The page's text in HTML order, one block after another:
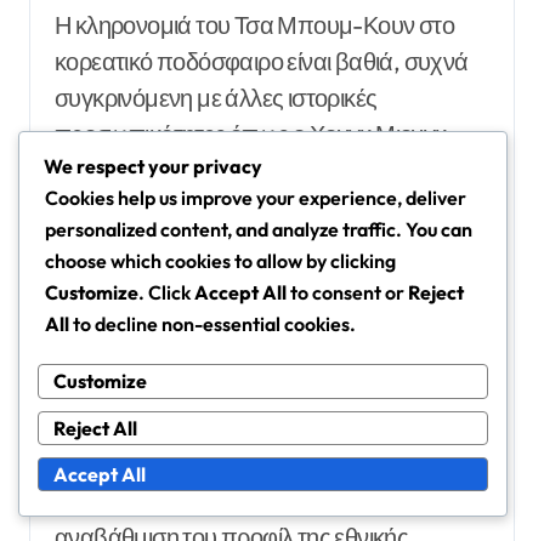
Η κληρονομιά του Τσα Μπουμ-Κουν στο
κορεατικό ποδόσφαιρο είναι βαθιά, συχνά
συγκρινόμενη με άλλες ιστορικές
προσωπικότητες όπως ο Χονγκ Μιονγκ-
Μπο και ο Λι Γουν-Τζέ. Ο πρωτοποριακός
του ρόλος στο ευρωπαϊκό ποδόσφαιρο έχει
εδραιώσει τη θέση του ως πρωτοπόρου για
τις μελλοντικές γενιές.
επιτυχίες του Τσα τη δεκαετία του 1970 και
του 1980 ήρθαν σε μια εποχή που το
κορεατικό ποδόσφαιρο ήταν ακόμη σε
ανάπτυξη. Η επιτυχία του βοήθησε στην
We respect your privacy
Cookies help us improve your experience, deliver
personalized content, and analyze traffic. You can
choose which cookies to allow by clicking
Customize. ClickAccept Allto consent or Reject
Allto decline non-essential cookies.
Customize
Reject All
Accept All